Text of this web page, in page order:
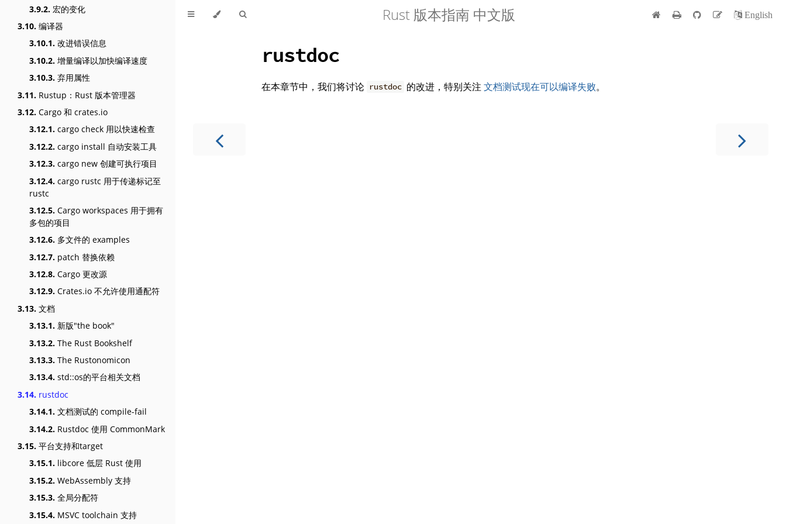
3.9.2. 宏的变化
3.10. 编译器
3.10.1. 改进错误信息
3.10.2. 增量编译以加快编译速度
3.10.3. 弃用属性
3.11. Rustup：Rust 版本管理器
3.12. Cargo 和 crates.io
3.12.1. cargo check 用以快速检查
3.12.2. cargo install 自动安装工具
3.12.3. cargo new 创建可执行项目
3.12.4. cargo rustc 用于传递标记至
rustc
3.12.5. Cargo workspaces 用于拥有
多包的项目
3.12.6. 多文件的 examples
3.12.7. patch 替换依赖
3.12.8. Cargo 更改源
3.12.9. Crates.io 不允许使用通配符
3.13. 文档
3.13.1. 新版"the book"
3.13.2. The Rust Bookshelf
3.13.3. The Rustonomicon
3.13.4. std::os的平台相关文档
3.14. rustdoc
3.14.1. 文档测试的 compile-fail
3.14.2. Rustdoc 使用 CommonMark
3.15. 平台支持和target
3.15.1. libcore 低层 Rust 使用
3.15.2. WebAssembly 支持
3.15.3. 全局分配符
3.15.4. MSVC toolchain 支持
Rust 版本指南 中文版 English
rustdoc
在本章节中，我们将讨论 rustdoc 的改进，特别关注文档测试现在可以编译失败。